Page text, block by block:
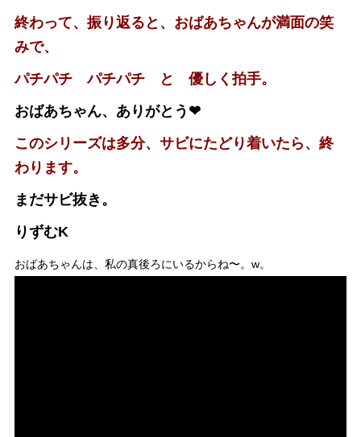
終わって、振り返ると、おばあちゃんが満面の笑
みで、
パチパチ パチパチ と 優しく拍手。
おばあちゃん、ありがとう❤︎
このシリーズは多分、サビにたどり着いたら、終
わります。
まだサビ抜き。
りずむK
おばあちゃんは、私の真後ろにいるからね〜。w。